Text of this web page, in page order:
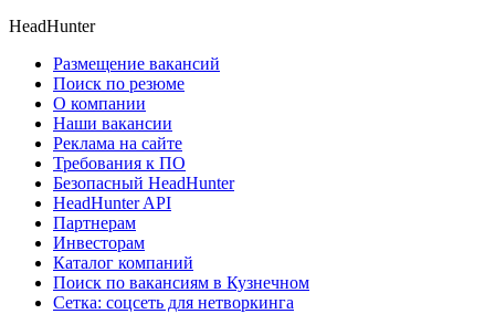
HeadHunter
Размещение вакансий
Поиск по резюме
О компании
Наши вакансии
Реклама на сайте
Требования к ПО
Безопасный HeadHunter
HeadHunter API
Партнерам
Инвесторам
Каталог компаний
Поиск по вакансиям в Кузнечном
Сетка: соцсеть для нетворкинга